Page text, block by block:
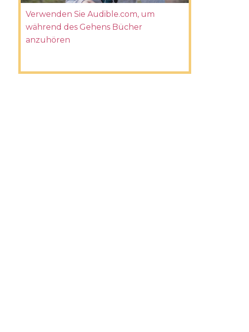
Verwenden Sie Audible.com, um
während des Gehens Bücher
anzuhören